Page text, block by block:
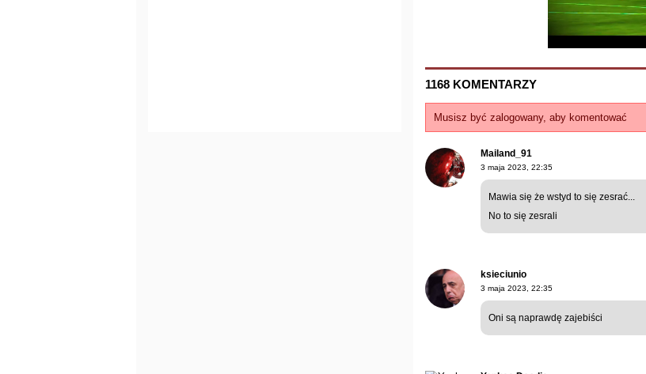
1168 KOMENTARZY
Musisz być zalogowany, aby komentować
Mailand_91
3 maja 2023, 22:35
Mawia się że wstyd to się zesrać...
No to się zesrali
ksieciunio
3 maja 2023, 22:35
Oni są naprawdę zajebiści